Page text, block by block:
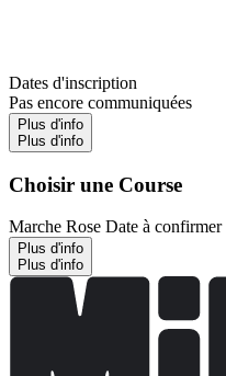
Dates d'inscription
Pas encore communiquées
Plus d'info
Plus d'info
Choisir une Course
Marche Rose Date à confirmer
Plus d'info
Plus d'info